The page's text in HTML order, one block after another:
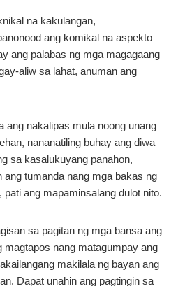
na kakulangan,
ang komikal na aspekto
ang palabas ng mga magagaang
aliw sa lahat, anuman ang
ang nakalipas mula noong unang
nananatiling buhay ang diwa
sa kasalukuyang panahon,
ang tumanda nang mga bakas ng
pati ang mapaminsalang dulot nito.
sa pagitan ng mga bansa ang
magtapos nang matagumpay ang
makilala ng bayan ang
Dapat unahin ang pagtingin sa